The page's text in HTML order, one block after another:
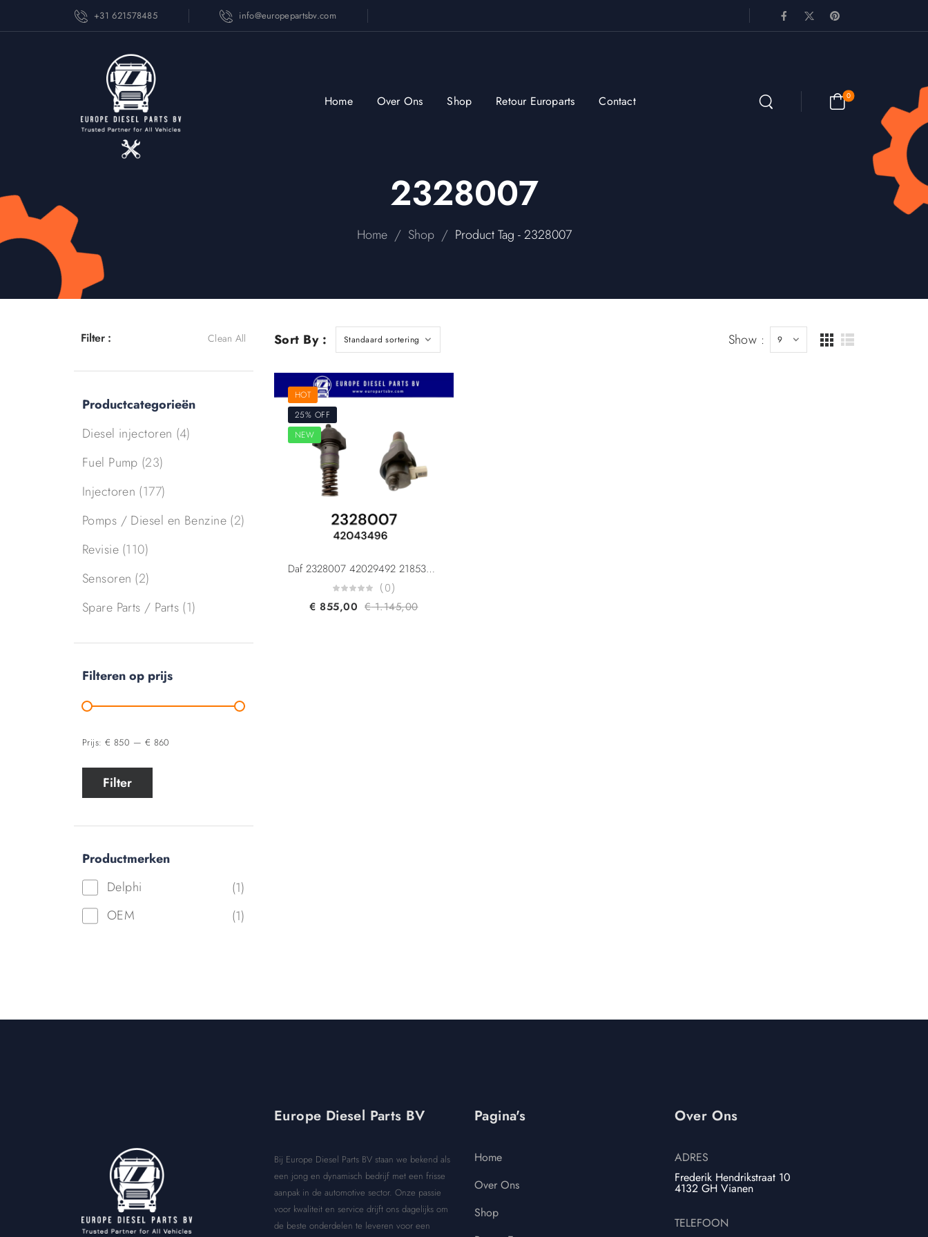
+31 621578485 info@europepartsbv.com
Home Over Ons Shop Retour Europarts Contact 0
2328007
Home / Shop / Product Tag - 2328007
Filter : Clean All
Productcategorieën
Diesel injectoren (4)
Fuel Pump (23)
Injectoren (177)
Pomps / Diesel en Benzine (2)
Revisie (110)
Sensoren (2)
Spare Parts / Parts (1)
Filteren op prijs
Filter
Prijs: € 850 — € 860
Productmerken
Delphi
(1)
OEM
(1)
Sort By : Show :
HOT
25% OFF
NEW
Daf 2328007 42029492 2185361 2344776 Delphi 42043496 Fuel Pump F3P DAF MX11/MX13 MY21 Euro 6
(0)
€ 855,00 €1.145,00
Europe Diesel Parts BV
Bij Europe Diesel Parts BV staan we bekend als
een jong en dynamisch bedrijf met een frisse
aanpak in de automotive sector. Onze passie
voor kwaliteit en service drijft ons dagelijks om
de beste onderdelen te leveren voor een
Pagina's
Home
Over Ons
Shop
Over Ons
ADRES
Frederik Hendrikstraat 10
4132 GH Vianen
TELEFOON